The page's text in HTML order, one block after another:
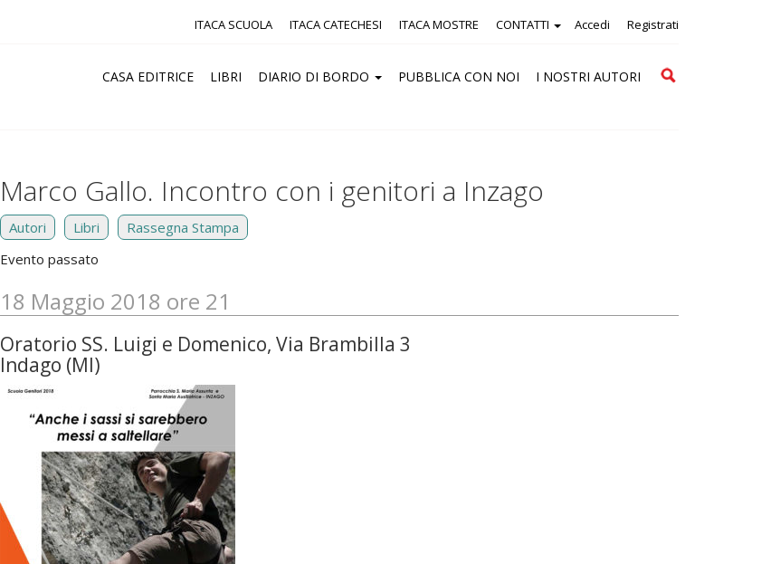
Accedi Registrati
ITACA SCUOLA ITACA CATECHESI ITACA MOSTRE CONTATTI
CASA EDITRICE LIBRI DIARIO DI BORDO PUBBLICA CON NOI I NOSTRI AUTORI
Cerca
Marco Gallo. Incontro con i genitori a Inzago
Autori Libri
Rassegna Stampa
Evento passato
18 Maggio 2018 ore 21
Oratorio SS. Luigi e Domenico, Via Brambilla 3
Indago (MI)